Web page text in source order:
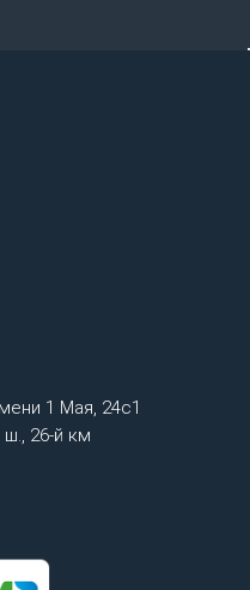
1 Мая, 24с1
26-й км